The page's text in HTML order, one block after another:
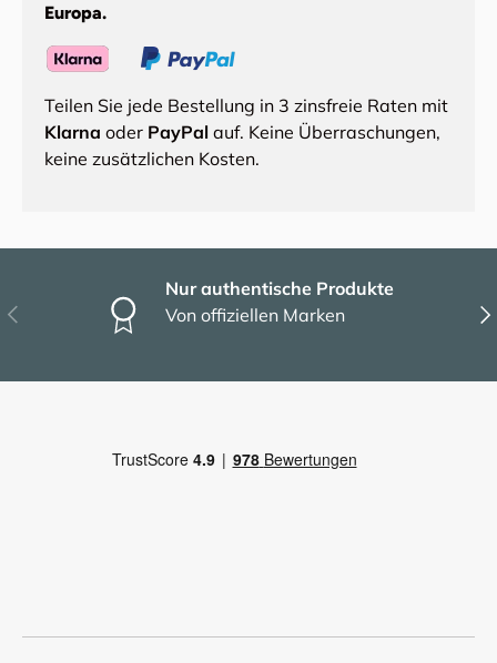
Europa.
Teilen Sie jede Bestellung in 3 zinsfreie Raten mit
Klarna oder PayPal auf. Keine Überraschungen,
keine zusätzlichen Kosten.
Vorherige
Nur authentische Produkte
Von offiziellen Marken